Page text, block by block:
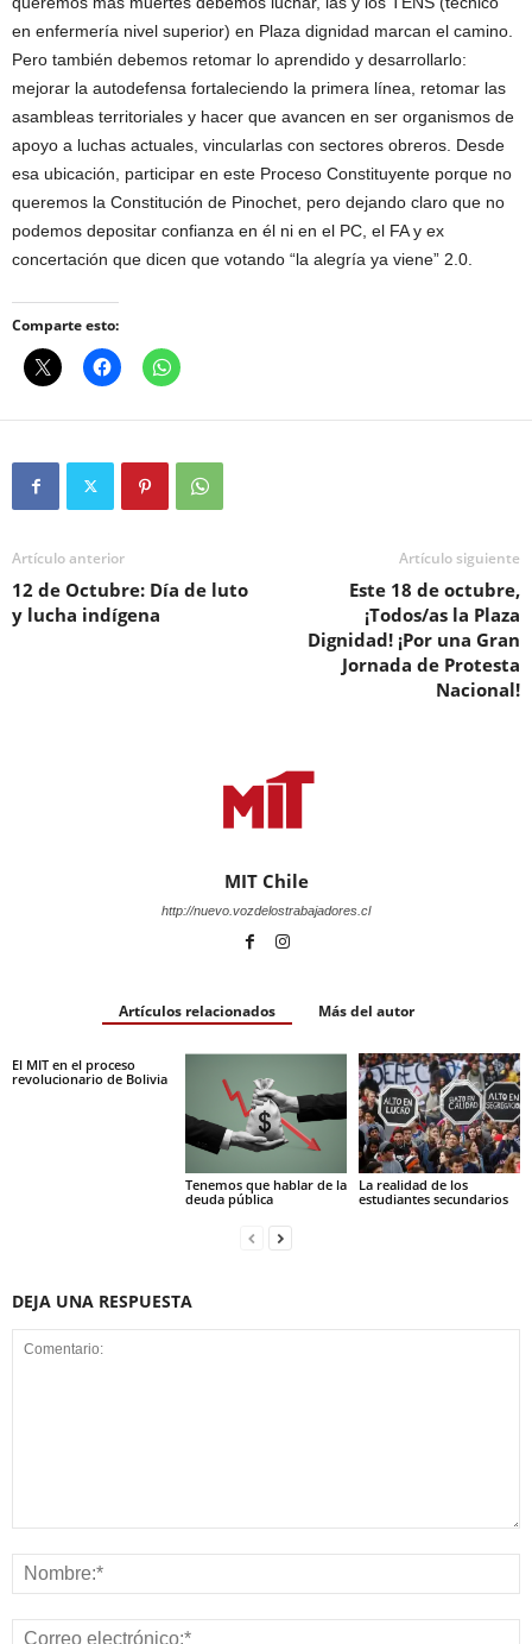
en enfermería nivel superior) en Plaza dignidad marcan el camino.
Pero también debemos retomar lo aprendido y desarrollarlo:
mejorar la autodefensa fortaleciendo la primera línea, retomar las
asambleas territoriales y hacer que avancen en ser organismos de
apoyo a luchas actuales, vincularlas con sectores obreros. Desde
esa ubicación, participar en este Proceso Constituyente porque no
queremos la Constitución de Pinochet, pero dejando claro que no
podemos depositar confianza en él ni en el PC, el FA y ex
concertación que dicen que votando “la alegría ya viene” 2.0.
Comparte esto:
Artículo anterior
12 de Octubre: Día de luto
y lucha indígena
Artículo siguiente
Este 18 de octubre,
¡Todos/as la Plaza
Dignidad! ¡Por una Gran
Jornada de Protesta
Nacional!
MIT Chile
http://nuevo.vozdelostrabajadores.cl
Artículos relacionados Más del autor
El MIT en el proceso
revolucionario de Bolivia
Tenemos que hablar de la
deuda pública
La realidad de los
estudiantes secundarios
DEJA UNA RESPUESTA